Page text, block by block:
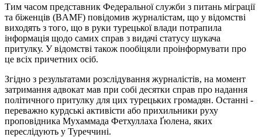
Тим часом представник Федеральної служби з питань міграції
та біженців (BAMF) повідомив журналістам, що у відомстві
виходять з того, що в руки турецької влади потрапила
інформація щодо самих справ з видачі статусу шукача
притулку. У відомстві також пообіцяли проінформувати про
це всіх причетних осіб.
Згідно з результатами розслідування журналістів, на момент
затримання адвокат мав при собі десятки справ про надання
політичного притулку для цих турецьких громадян. Останні -
переважно курдські активісти або прихильники руху
проповідника Мухаммада Фетхуллаха Ґюлена, яких
переслідують у Туреччині.